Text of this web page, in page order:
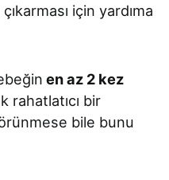
için yardıma
en az 2 kez
rahatlatıcı bir
bile bunu